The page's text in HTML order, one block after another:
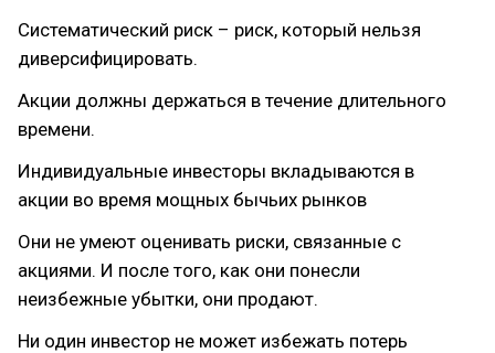
Систематический риск – риск, который нельзя
диверсифицировать.
Акции должны держаться в течение длительного
времени.
Индивидуальные инвесторы вкладываются в
акции во время мощных бычьих рынков
Они не умеют оценивать риски, связанные с
акциями. И после того, как они понесли
неизбежные убытки, они продают.
Ни один инвестор не может избежать потерь